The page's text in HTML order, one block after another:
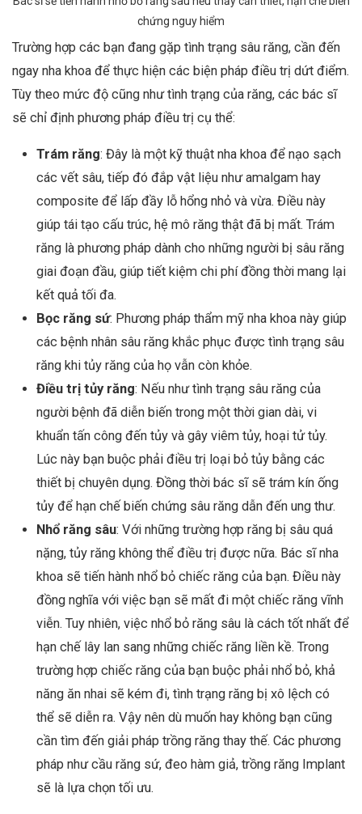
chứng nguy hiểm
Trường hợp các bạn đang gặp tình trạng sâu răng, cần đến
ngay nha khoa để thực hiện các biện pháp điều trị dứt điểm.
Tùy theo mức độ cũng như tình trạng của răng, các bác sĩ
sẽ chỉ định phương pháp điều trị cụ thể:
Trám răng: Đây là một kỹ thuật nha khoa để nạo sạch
các vết sâu, tiếp đó đắp vật liệu như amalgam hay
composite để lấp đầy lỗ hổng nhỏ và vừa. Điều này
giúp tái tạo cấu trúc, hệ mô răng thật đã bị mất. Trám
răng là phương pháp dành cho những người bị sâu răng
giai đoạn đầu, giúp tiết kiệm chi phí đồng thời mang lại
kết quả tối đa.
Bọc răng sứ: Phương pháp thẩm mỹ nha khoa này giúp
các bệnh nhân sâu răng khắc phục được tình trạng sâu
răng khi tủy răng của họ vẫn còn khỏe.
Điều trị tủy răng: Nếu như tình trạng sâu răng của
người bệnh đã diễn biến trong một thời gian dài, vi
khuẩn tấn công đến tủy và gây viêm tủy, hoại tử tủy.
Lúc này bạn buộc phải điều trị loại bỏ tủy bằng các
thiết bị chuyên dụng. Đồng thời bác sĩ sẽ trám kín ống
tủy để hạn chế biến chứng sâu răng dẫn đến ung thư.
Nhổ răng sâu: Với những trường hợp răng bị sâu quá
nặng, tủy răng không thể điều trị được nữa. Bác sĩ nha
khoa sẽ tiến hành nhổ bỏ chiếc răng của bạn. Điều này
đồng nghĩa với việc bạn sẽ mất đi một chiếc răng vĩnh
viễn. Tuy nhiên, việc nhổ bỏ răng sâu là cách tốt nhất để
hạn chế lây lan sang những chiếc răng liền kề. Trong
trường hợp chiếc răng của bạn buộc phải nhổ bỏ, khả
năng ăn nhai sẽ kém đi, tình trạng răng bị xô lệch có
thể sẽ diễn ra. Vậy nên dù muốn hay không bạn cũng
cần tìm đến giải pháp trồng răng thay thế. Các phương
pháp như cầu răng sứ, đeo hàm giả, trồng răng Implant
sẽ là lựa chọn tối ưu.